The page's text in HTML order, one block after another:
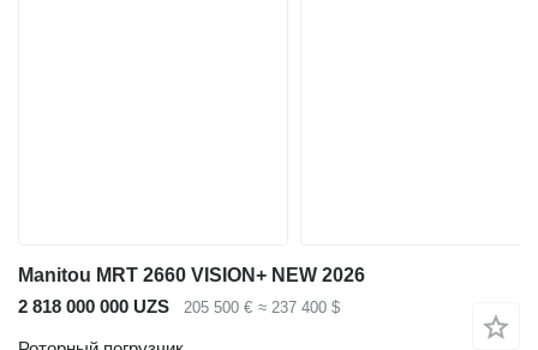
Manitou MRT 2660 VISION+ NEW 2026
2 818 000 000 UZS
205 500 € ≈ 237 400 $